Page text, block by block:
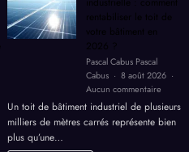
rentabiliser le toit de
votre bâtiment en
2026 ?
Pascal Cabus Pascal
Cabus
8 août 2026
Aucun commentaire
Toiture
solaire
Un toit de bâtiment industriel de plusieurs
milliers de mètres carrés représente bien
plus qu’une…